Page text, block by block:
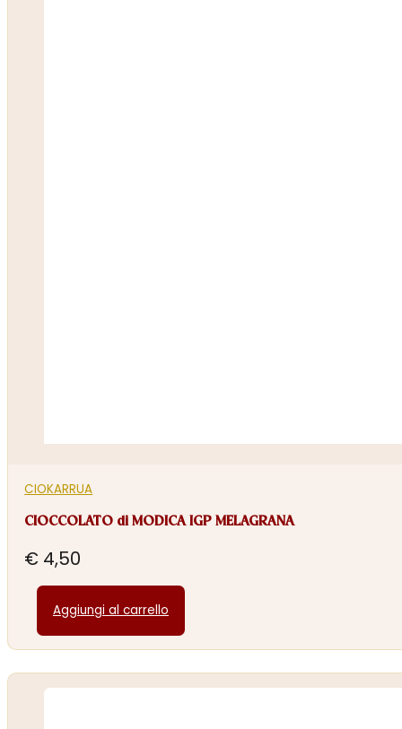
CIOKARRUA
CIOCCOLATO di MODICA IGP MELAGRANA
€ 4,50
Aggiungi al carrello